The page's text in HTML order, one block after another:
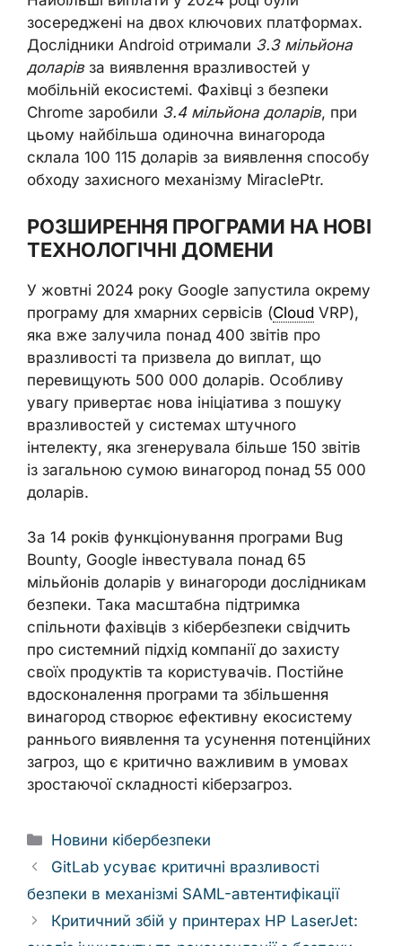
зосереджені на двох ключових платформах.
Дослідники Android отримали 3.3 мільйона
доларівза виявлення вразливостей у
мобільній екосистемі. Фахівці з безпеки
Chrome заробили 3.4 мільйона доларів, при
цьому найбільша одиночна винагорода
склала 100 115 доларів за виявлення способу
обходу захисного механізму MiraclePtr.
РОЗШИРЕННЯ ПРОГРАМИ НА НОВІ
ТЕХНОЛОГІЧНІ ДОМЕНИ
У жовтні 2024 року Google запустила окрему
програму для хмарних сервісів (Cloud VRP),
яка вже залучила понад 400 звітів про
вразливості та призвела до виплат, що
перевищують 500 000 доларів. Особливу
увагу привертає нова ініціатива з пошуку
вразливостей у системах штучного
інтелекту, яка згенерувала більше 150 звітів
із загальною сумою винагород понад 55 000
доларів.
За 14 років функціонування програми Bug
Bounty, Google інвестувала понад 65
мільйонів доларів у винагороди дослідникам
безпеки. Така масштабна підтримка
спільноти фахівців з кібербезпеки свідчить
про системний підхід компанії до захисту
своїх продуктів та користувачів. Постійне
вдосконалення програми та збільшення
винагород створює ефективну екосистему
раннього виявлення та усунення потенційних
загроз, що є критично важливим в умовах
зростаючої складності кіберзагроз.
Categories
Новини кібербезпеки
GitLab усуває критичні вразливості
безпеки в механізмі SAML-автентифікації
Критичний збій у принтерах HP LaserJet: